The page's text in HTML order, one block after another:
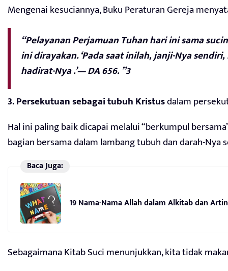
Mengenai kesuciannya, Buku Peraturan Gereja
“Pelayanan Perjamuan Tuhan hari ini sama
ini dirayakan. ‘Pada saat inilah, janji-Nya
hadirat-Nya .’— DA 656. ”3
3. Persekutuan sebagai tubuh Kristusdalam
Hal ini paling baik dicapai melalui “berkumpul
bagian bersama dalam lambang tubuh dan darah-Nya
Baca Juga:
19 Nama-Nama Allah dalam Alkitab dan
Sebagaimana Kitab Suci menunjukkan, kita tidak